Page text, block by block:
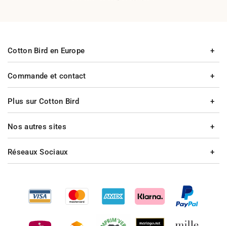
Commande et contact
Plus sur Cotton Bird
Cotton Bird en Europe
Nos autres sites
Réseaux Sociaux